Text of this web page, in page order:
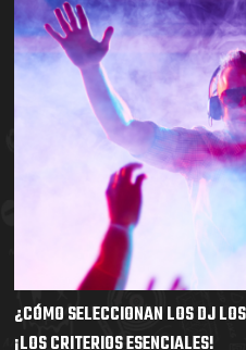
¿CÓMO SELECCIONAN LOS DJ